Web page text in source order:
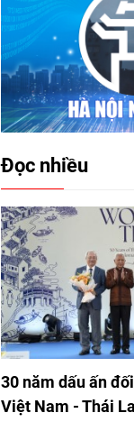
Đọc nhiều
30 năm dấu ấn
Việt Nam - Thái